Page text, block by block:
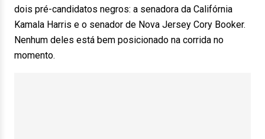
dois pré-candidatos negros: a senadora da Califórnia
Kamala Harris e o senador de Nova Jersey Cory Booker.
Nenhum deles está bem posicionado na corrida no
momento.